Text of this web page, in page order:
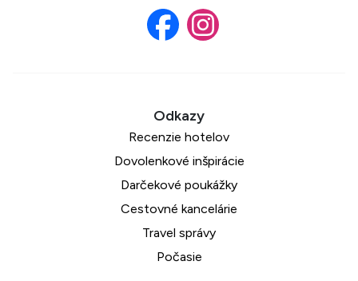
Recenzie hotelov
Dovolenkové inšpirácie
Darčekové poukážky
Cestovné kancelárie
Travel správy
Počasie